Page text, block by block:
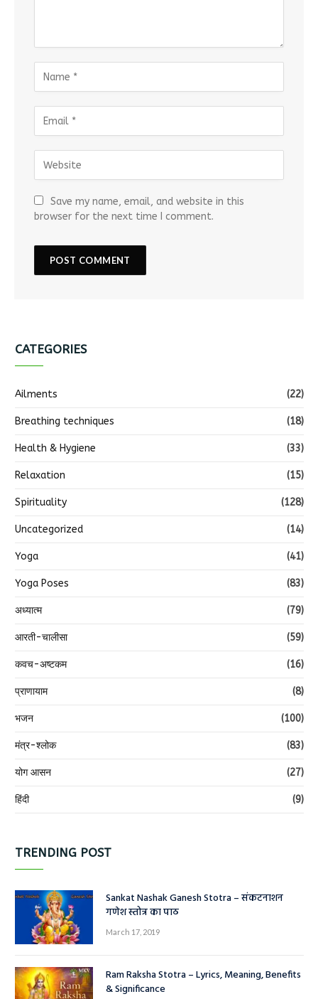
Save my name, email, and website in this
browser for the next time I comment.
CATEGORIES
Ailments (22)
Breathing techniques (18)
Health & Hygiene (33)
Relaxation (15)
Spirituality (128)
Uncategorized (14)
Yoga (41)
Yoga Poses (83)
अध्यात्म (79)
आरती-चालीसा (59)
कवच-अष्टकम (16)
प्राणायाम (8)
भजन (100)
मंत्र-श्लोक (83)
योग आसन (27)
हिंदी (9)
TRENDING POST
Sankat Nashak Ganesh Stotra – संकटनाशन
गणेश स्तोत्र का पाठ
March 17, 2019
Ram Raksha Stotra – Lyrics, Meaning, Benefits
& Significance